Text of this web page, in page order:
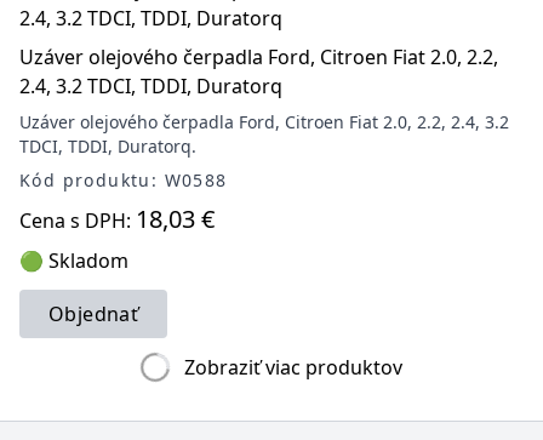
Uzáver olejového čerpadla Ford, Citroen Fiat 2.0, 2.2,
2.4, 3.2 TDCI, TDDI, Duratorq
Uzáver olejového čerpadla Ford, Citroen Fiat 2.0, 2.2, 2.4, 3.2
TDCI, TDDI, Duratorq.
Kód produktu: W0588
Cena s DPH: 18,03 €
🟢 Skladom
Objednať
Zobraziť viac produktov